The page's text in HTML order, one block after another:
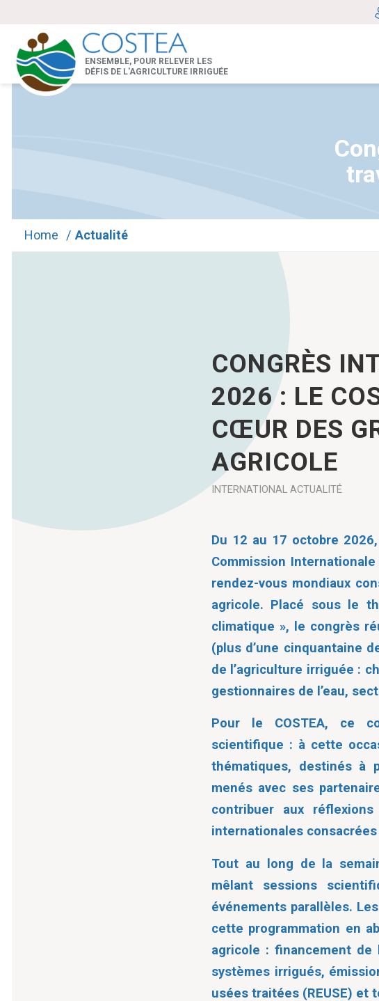
ENSEMBLE, POUR RELEVER LES
DÉFIS DE L'AGRICULTURE IRRIGUÉE
Home / Actualité
CONGRÈS
2026 : LE
CŒUR DES
AGRICOLE
INTERNATIONAL ACTUALITÉ
Du 12 au 17 octobre
Commission
rendez-vous mondiaux
agricole. Placé sous le
climatique », le congrès
(plus d’une cinquantaine
de l’agriculture irriguée :
gestionnaires de l’eau,
Pour le COSTEA, ce
scientifique : à cette
thématiques, destinés à
menés avec ses
contribuer aux
internationales consacrées
Tout au long de la
mêlant sessions
événements parallèles.
cette programmation en
agricole : financement de
systèmes irrigués,
usées traitées (REUSE) et